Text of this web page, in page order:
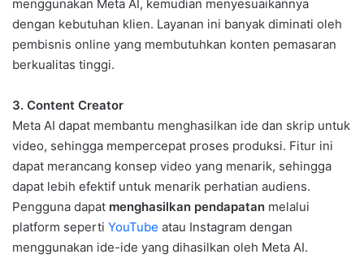
menggunakan Meta AI, kemudian menyesuaikannya
dengan kebutuhan klien. Layanan ini banyak diminati oleh
pembisnis online yang membutuhkan konten pemasaran
berkualitas tinggi.
3. Content Creator
Meta AI dapat membantu menghasilkan ide dan skrip untuk
video, sehingga mempercepat proses produksi. Fitur ini
dapat merancang konsep video yang menarik, sehingga
dapat lebih efektif untuk menarik perhatian audiens.
Pengguna dapat menghasilkan pendapatan melalui
platform seperti YouTube atau Instagram dengan
menggunakan ide-ide yang dihasilkan oleh Meta AI.